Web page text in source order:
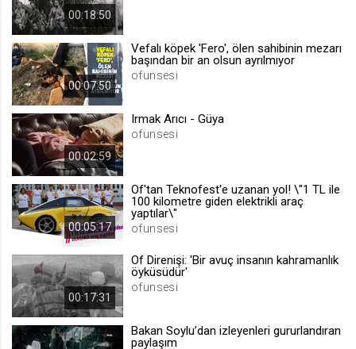
1 yıl
.web.tv
İsimsiz ziyaretçi için site içeriği
beğenmeme
00:18:50
00:07:50
Vefalı köpek 'Fero', ölen sahibinin mezarı
başından bir an olsun ayrılmıyor
ofunsesi
00:02:59
Irmak Arıcı - Güya
ofunsesi
00:05:17
Of'tan Teknofest'e uzanan yol! \"1 TL ile
100 kilometre giden elektrikli araç
yaptılar\"
ofunsesi
00:17:31
Of Direnişi: 'Bir avuç insanın kahramanlık
öyküsüdür'
ofunsesi
Bakan Soylu’dan izleyenleri gururlandıran
paylaşım